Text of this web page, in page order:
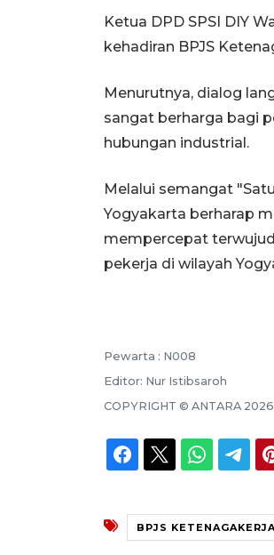
Ketua DPD SPSI DIY
kehadiran BPJS
Menurutnya, dialog
sangat berharga bagi
hubungan industrial.
Melalui semangat
Yogyakarta berharap
mempercepat
pekerja di wilayah
Pewarta : N008
Editor: Nur Istibsaroh
COPYRIGHT © ANTARA 2026
BPJS